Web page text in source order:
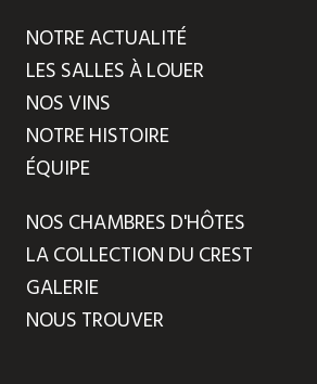
NOTRE ACTUALITÉ
LES SALLES À LOUER
NOS VINS
NOTRE HISTOIRE
ÉQUIPE
NOS CHAMBRES D'HÔTES
LA COLLECTION DU CREST
GALERIE
NOUS TROUVER